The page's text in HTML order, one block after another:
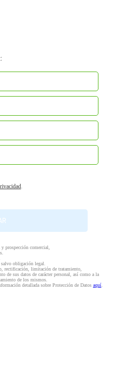
.
prospección comercial,
obligación legal.
rectificación, limitación de tratamiento,
de sus datos de carácter personal, así como a la
de los mismos.
detallada sobre Protección de Datos aquí.